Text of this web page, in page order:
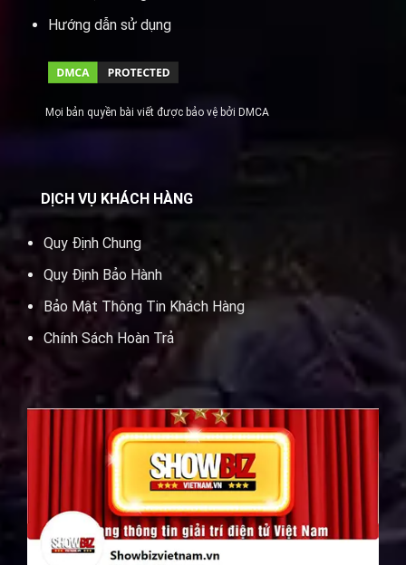
Hướng dẫn sử dụng
Mọi bản quyền bài viết được bảo vệ bởi DMCA
DỊCH VỤ KHÁCH HÀNG
Quy Định Chung
Quy Định Bảo Hành
Bảo Mật Thông Tin Khách Hàng
Chính Sách Hoàn Trả